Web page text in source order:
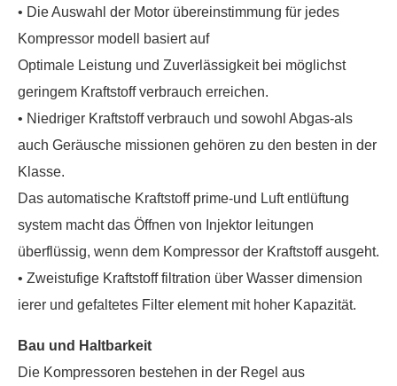
• Die Auswahl der Motor übereinstimmung für jedes
Kompressor modell basiert auf
Optimale Leistung und Zuverlässigkeit bei möglichst
geringem Kraftstoff verbrauch erreichen.
• Niedriger Kraftstoff verbrauch und sowohl Abgas-als
auch Geräusche missionen gehören zu den besten in der
Klasse.
Das automatische Kraftstoff prime-und Luft entlüftung
system macht das Öffnen von Injektor leitungen
überflüssig, wenn dem Kompressor der Kraftstoff ausgeht.
• Zweistufige Kraftstoff filtration über Wasser dimension
ierer und gefaltetes Filter element mit hoher Kapazität.
Bau und Haltbarkeit
Die Kompressoren bestehen in der Regel aus